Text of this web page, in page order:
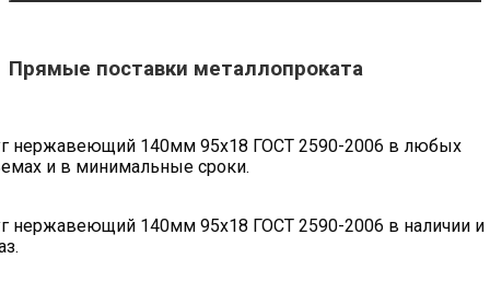
Прямые поставки металлопроката
нержавеющий 140мм 95х18 ГОСТ 2590-2006 в любых
и в минимальные сроки.
нержавеющий 140мм 95х18 ГОСТ 2590-2006 в наличии и